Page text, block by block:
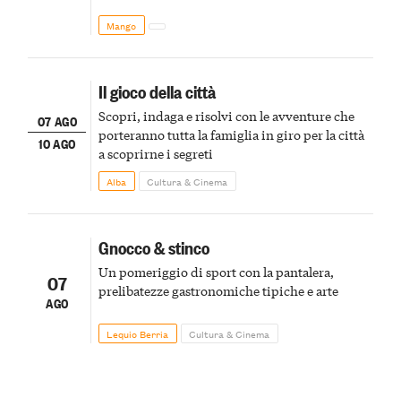
Mango
07 AGO
10 AGO
Il gioco della città
Scopri, indaga e risolvi con le avventure che
porteranno tutta la famiglia in giro per la città
a scoprirne i segreti
Alba Cultura & Cinema
07
AGO
Gnocco & stinco
Un pomeriggio di sport con la pantalera,
prelibatezze gastronomiche tipiche e arte
Lequio Berria Cultura & Cinema